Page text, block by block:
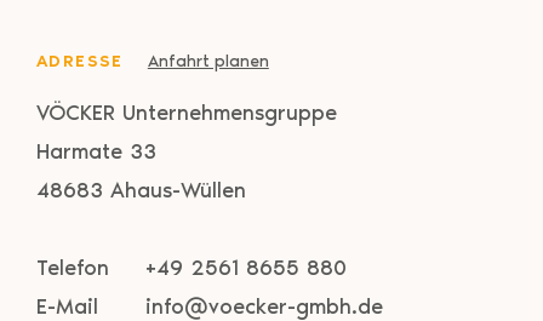
ADRESSE Anfahrt planen
VÖCKER Unternehmensgruppe
Harmate 33
48683 Ahaus-Wüllen
Telefon
+49 2561 8655 880
E-Mail
info@voecker-gmbh.de